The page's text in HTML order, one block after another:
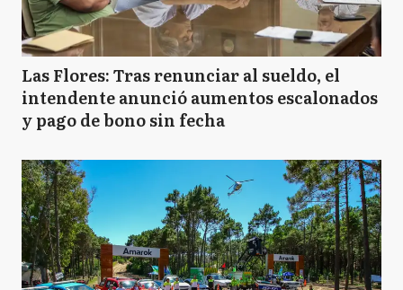
Las Flores: Tras renunciar al sueldo, el
intendente anunció aumentos escalonados
y pago de bono sin fecha